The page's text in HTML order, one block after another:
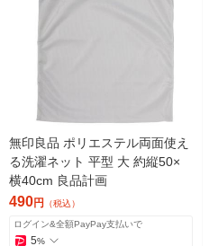
無印良品 ポリエステル両面使え
る洗濯ネット 平型 大 約縦50×
横40cm 良品計画
490円 （税込）
ログイン&全額PayPay支払いで
5%